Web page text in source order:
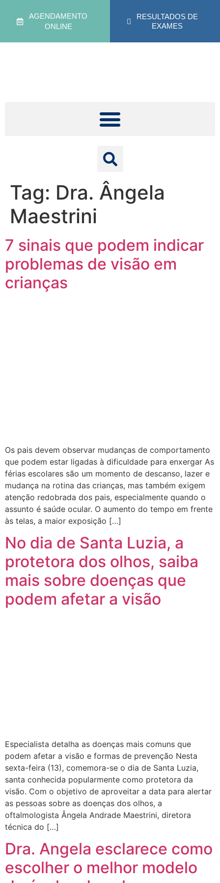
AGENDAMENTO
ONLINE
RESULTADOS DE
EXAMES
Tag: Dra. Ângela
Maestrini
7 sinais que podem indicar
problemas de visão em
crianças
Os pais devem observar mudanças de comportamento
que podem estar ligadas à dificuldade para enxergar As
férias escolares são um momento de descanso, lazer e
mudança na rotina das crianças, mas também exigem
atenção redobrada dos pais, especialmente quando o
assunto é saúde ocular. O aumento do tempo em frente
às telas, a maior exposição […]
No dia de Santa Luzia, a
protetora dos olhos, saiba
mais sobre doenças que
podem afetar a visão
Especialista detalha as doenças mais comuns que
podem afetar a visão e formas de prevenção Nesta
sexta-feira (13), comemora-se o dia de Santa Luzia,
santa conhecida popularmente como protetora da
visão. Com o objetivo de aproveitar a data para alertar
as pessoas sobre as doenças dos olhos, a
oftalmologista Ângela Andrade Maestrini, diretora
técnica do […]
Dra. Angela esclarece como
escolher o melhor modelo